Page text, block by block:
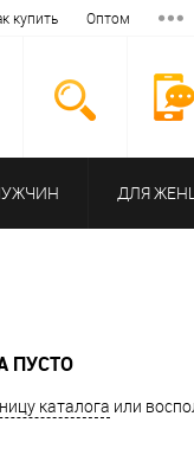
купить Оптом
ДЛЯ
ПУСТО
каталога или